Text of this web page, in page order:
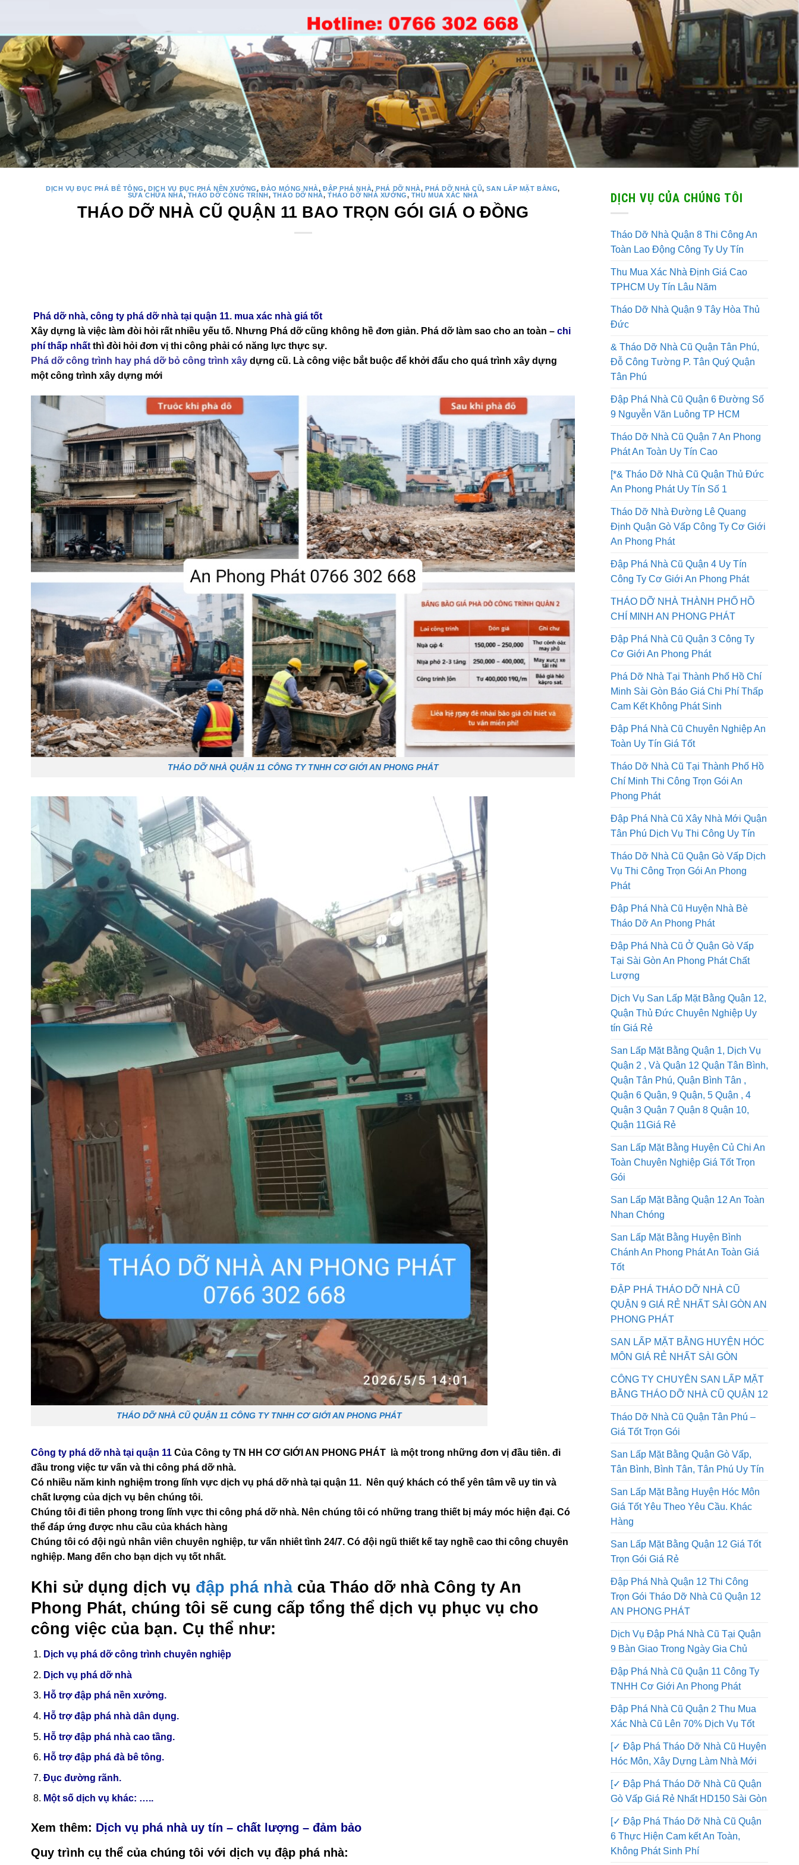
THÁO DỠ NHÀ
Phá dỡ nhà, công ty phá dỡ nhà tại quận 11. mua xác nhà giá tốt
Xây dựng là việc làm đòi hỏi rất nhiều yếu tố. Nhưng Phá dỡ cũng không hề đơn giản. Phá dỡ làm sao cho an toàn –
phí thấp nhất thì đòi hỏi đơn vị thi công phải có năng lực thực sự.
Phá dỡ công trình hay phá dỡ bỏ công trình xây dựng cũ. Là công việc bắt buộc để khởi đẩu cho quá trình xây dựng
một công trình xây dựng mới
THÁO DỠ NHÀ QUẬN 11 CÔNG TY TNHH CƠ GIỚI AN PHONG PHÁT
THÁO DỠ NHÀ CŨ QUẬN 11 CÔNG TY TNHH CƠ GIỚI AN PHONG PHÁT
Công ty phá dỡ nhà tại quận 11 Của Công ty TN HH CƠ GIỚI AN PHONG PHÁT là một trong những đơn vị đầu tiên. đi
đầu trong việc tư vấn và thi công phá dỡ nhà.
Có nhiều năm kinh nghiệm trong lĩnh vực dịch vụ phá dỡ nhà tại quận 11. Nên quý khách có thể yên tâm về uy tin và
chất lượng của dịch vụ bên chúng tôi.
Chúng tôi đi tiên phong trong lĩnh vực thi công phá dỡ nhà. Nên chúng tôi có những trang thiết bị máy móc hiện đại. Có
thể đáp ứng được nhu cầu của khách hàng
Chúng tôi có đội ngủ nhân viên chuyên nghiệp, tư vấn nhiêt tình 24/7. Có đội ngũ thiết kế tay nghề cao thi công chuyên
nghiệp. Mang đến cho bạn dịch vụ tốt nhất.
Khi sử dụng dịch vụđập phá nhàcủa Tháo dỡ nhà Công ty An
Phong Phát, chúng tôi sẽ cung cấp tổng thể dịch vụ phục vụ cho
công việc của bạn. Cụ thể như:
Dịch vụ phá dỡ công trình chuyên nghiệp
Dịch vụ phá dỡ nhà
Hỗ trợ đập phá nền xưởng.
Hỗ trợ đập phá nhà dân dụng.
Hỗ trợ đập phá nhà cao tầng.
Hỗ trợ đập phá đà bê tông.
Một số dịch vụ khác: …..
DỊCH VỤ CỦA CHÚNG TÔI
Tháo Dỡ Nhà Quận 8 Thi Công An
Toàn Lao Động Công Ty Uy Tín
Thu Mua Xác Nhà Định Giá Cao
TPHCM Uy Tín Lâu Năm
Tháo Dỡ Nhà Quận 9 Tây Hòa Thủ
Đức
& Tháo Dỡ Nhà Cũ Quận Tân Phú,
Đỗ Công Tường P. Tân Quý Quận
Tân Phú
Đập Phá Nhà Cũ Quận 6 Đường Số
9 Nguyễn Văn Luông TP HCM
Tháo Dỡ Nhà Cũ Quận 7 An Phong
Phát An Toàn Uy Tín Cao
[*& Tháo Dỡ Nhà Cũ Quận Thủ Đức
An Phong Phát Uy Tín Số 1
Tháo Dỡ Nhà Đường Lê Quang
Định Quận Gò Vấp Công Ty Cơ Giới
An Phong Phát
Đập Phá Nhà Cũ Quận 4 Uy Tín
Công Ty Cơ Giới An Phong Phát
THÁO DỠ NHÀ THÀNH PHỐ HỒ
CHÍ MINH AN PHONG PHÁT
Đập Phá Nhà Cũ Quận 3 Công Ty
Cơ Giới An Phong Phát
Phá Dỡ Nhà Tại Thành Phố Hồ Chí
Minh Sài Gòn Báo Giá Chi Phí Thấp
Cam Kết Không Phát Sinh
Đập Phá Nhà Cũ Chuyên Nghiệp An
Toàn Uy Tín Giá Tốt
Tháo Dỡ Nhà Cũ Tại Thành Phố Hồ
Chí Minh Thi Công Trọn Gói An
Phong Phát
Đập Phá Nhà Cũ Xây Nhà Mới Quận
Tân Phú Dịch Vụ Thi Công Uy Tín
Tháo Dỡ Nhà Cũ Quận Gò Vấp Dịch
Vụ Thi Công Trọn Gói An Phong
Phát
Đập Phá Nhà Cũ Huyện Nhà Bè
Tháo Dỡ An Phong Phát
Đập Phá Nhà Cũ Ở Quận Gò Vấp
Tại Sài Gòn An Phong Phát Chất
Lượng
Dịch Vụ San Lấp Mặt Bằng Quận 12,
Quận Thủ Đức Chuyên Nghiệp Uy
tín Giá Rẻ
San Lấp Mặt Bằng Quận 1, Dịch Vụ
Quận 2 , Và Quận 12 Quận Tân Bình,
Quận Tân Phú, Quận Bình Tân ,
Quận 6 Quận, 9 Quận, 5 Quận , 4
Quận 3 Quận 7 Quận 8 Quận 10,
Quận 11Giá Rẻ
San Lấp Mặt Bằng Huyện Củ Chi An
Toàn Chuyên Nghiệp Giá Tốt Trọn
Gói
San Lấp Mặt Bằng Quận 12 An Toàn
Nhan Chóng
San Lấp Mặt Bằng Huyện Bình
Chánh An Phong Phát An Toàn Giá
Tốt
ĐẬP PHÁ THÁO DỠ NHÀ CŨ
QUẬN 9 GIÁ RẺ NHẤT SÀI GÒN AN
PHONG PHÁT
SAN LẤP MẶT BẰNG HUYỆN HÓC
MÔN GIÁ RẺ NHẤT SÀI GÒN
CÔNG TY CHUYÊN SAN LẤP MẶT
BẰNG THÁO DỠ NHÀ CŨ QUẬN 12
Tháo Dỡ Nhà Cũ Quận Tân Phú –
Giá Tốt Trọn Gói
San Lấp Mặt Bằng Quận Gò Vấp,
Tân Bình, Bình Tân, Tân Phú Uy Tín
San Lấp Mặt Bằng Huyện Hóc Môn
Giá Tốt Yêu Theo Yêu Cầu. Khác
Hàng
San Lấp Mặt Bằng Quận 12 Giá Tốt
Trọn Gói Giá Rẻ
Đập Phá Nhà Quận 12 Thi Công
Trọn Gói Tháo Dỡ Nhà Cũ Quận 12
AN PHONG PHÁT
Dịch Vụ Đập Phá Nhà Cũ Tại Quận
9 Bàn Giao Trong Ngày Gia Chủ
Đập Phá Nhà Cũ Quận 11 Công Ty
TNHH Cơ Giới An Phong Phát
Đập Phá Nhà Cũ Quận 2 Thu Mua
Xác Nhà Cũ Lên 70% Dịch Vụ Tốt
[✓ Đập Phá Tháo Dỡ Nhà Cũ Huyện
Hóc Môn, Xây Dựng Làm Nhà Mới
[✓ Đập Phá Tháo Dỡ Nhà Cũ Quận
Gò Vấp Giá Rẻ Nhất HD150 Sài Gòn
[✓ Đập Phá Tháo Dỡ Nhà Cũ Quận